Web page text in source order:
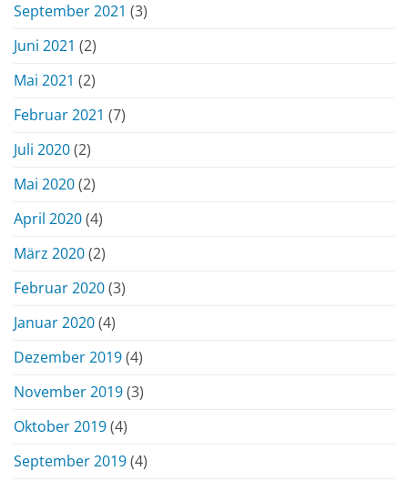
September 2021 (3)
Juni 2021 (2)
Mai 2021 (2)
Februar 2021 (7)
Juli 2020(2)
Mai 2020(2)
April 2020(4)
März 2020(2)
Februar 2020(3)
Januar 2020(4)
Dezember 2019(4)
November 2019(3)
Oktober 2019(4)
September 2019(4)